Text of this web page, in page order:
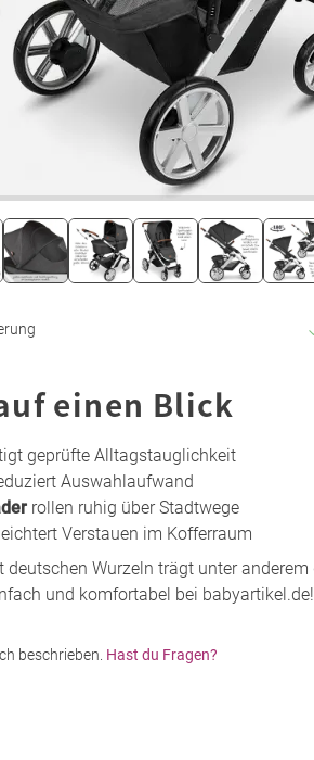
einen Blick
geprüfte Alltagstauglichkeit
Auswahlaufwand
rollen ruhig über Stadtwege
Verstauen im Kofferraum
deutschen Wurzeln trägt unter
und komfortabel bei babyartikel.de!
beschrieben. Hast du Fragen?